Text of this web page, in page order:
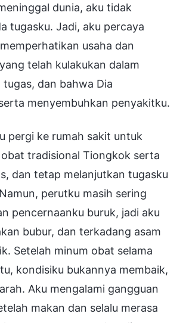
dunia, aku tidak
tugasku. Jadi, aku percaya
usaha dan
telah kulakukan dalam
tugas, dan bahwa Dia
menyembuhkan penyakitku.
pergi ke rumah sakit untuk
tradisional Tiongkok serta
dan tetap melanjutkan tugasku
perutku masih sering
pencernaanku buruk, jadi aku
bubur, dan terkadang asam
Setelah minum obat selama
kondisiku bukannya membaik,
Aku mengalami gangguan
makan dan selalu merasa